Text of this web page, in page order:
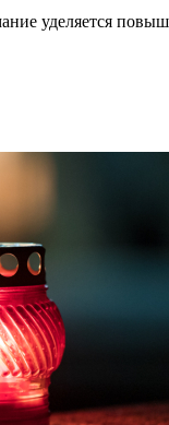
уделяется